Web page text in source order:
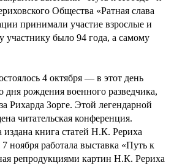
Общества «Ратная слава
принимали участие взрослые и
участнику было 94 года, а самому
4 октября — в этот день
дня рождения военного разведчика,
Рихарда Зорге. Этой легендарной
читательская конференция.
книга статей Н.К. Рериха
ноября работала выставка «Путь к
репродукциями картин Н.К. Рериха